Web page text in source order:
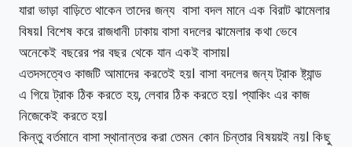
যারা ভাড়া বাড়িতে থাকেন তাদের জন্য বাসা বদল মানে এক বিরাট ঝামেলার
বিষয়। বিশেষ করে রাজধানী ঢাকায় বাসা বদলের ঝামেলার কথা ভেবে
অনেকেই বছরের পর বছর থেকে যান একই বাসায়।
এতদসত্বেও কাজটি আমাদের করতেই হয়। বাসা বদলের জন্য ট্রাক ষ্ট্যান্ড
এ গিয়ে ট্রাক ঠিক করতে হয়, লেবার ঠিক করতে হয়। প্যাকিং এর কাজ
নিজেকেই করতে হয়।
কিন্তু বর্তমানে বাসা স্থানান্তর করা তেমন কোন চিন্তার বিষয়য়ই নয়। কিছু